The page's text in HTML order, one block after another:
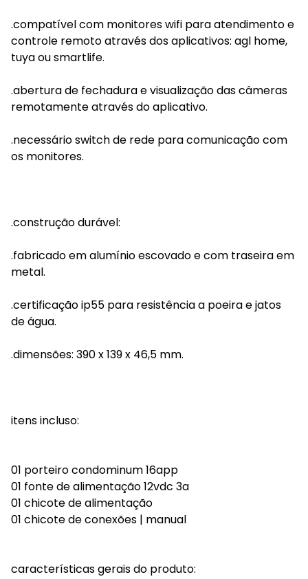
.compatível com monitores wifi para atendimento e
controle remoto através dos aplicativos: agl home,
tuya ou smartlife.
.abertura de fechadura e visualização das câmeras
remotamente através do aplicativo.
.necessário switch de rede para comunicação com
os monitores.
.construção durável:
.fabricado em alumínio escovado e com traseira em
metal.
.certificação ip55 para resistência a poeira e jatos
de água.
.dimensões: 390 x 139 x 46,5 mm.
itens incluso:
01 porteiro condominum 16app
01 fonte de alimentação 12vdc 3a
01 chicote de alimentação
01 chicote de conexões | manual
características gerais do produto: